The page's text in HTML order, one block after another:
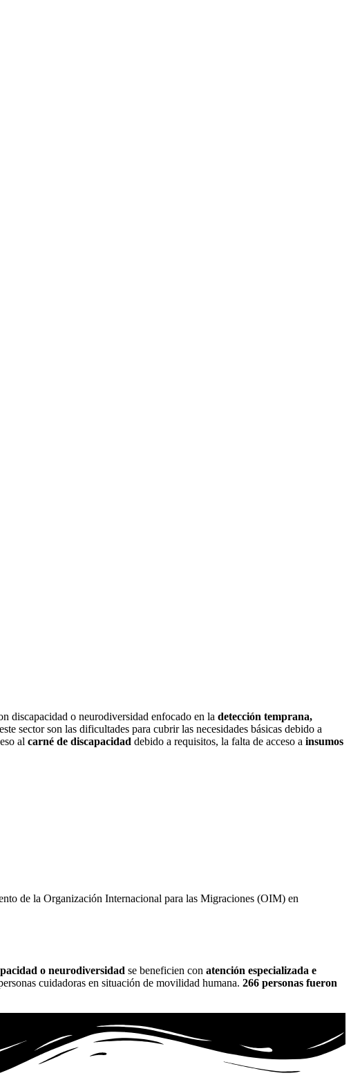
discapacidad o neurodiversidad enfocado en la detección temprana,
sector son las dificultades para cubrir las necesidades básicas debido a
al carné de discapacidad debido a requisitos, la falta de acceso a insumos
de la Organización Internacional para las Migraciones (OIM) en
o neurodiversidad se beneficien con atención especializada e
cuidadoras en situación de movilidad humana. 266 personas fueron